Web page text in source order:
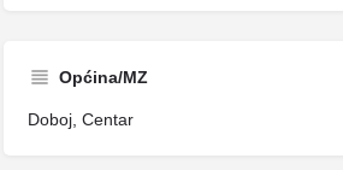
Općina/MZ
Doboj, Centar